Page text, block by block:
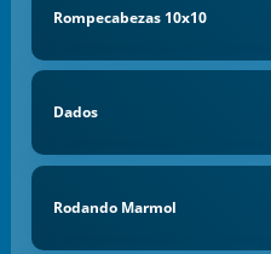
Rompecabezas 10x10
Dados
Rodando Marmol